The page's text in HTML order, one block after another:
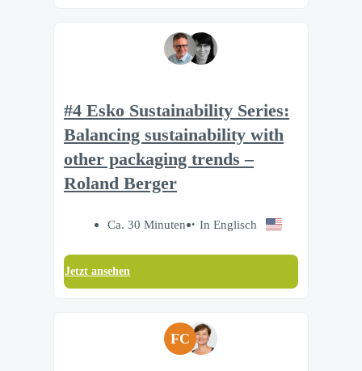
#4 Esko Sustainability Series:
Balancing sustainability with
other packaging trends –
Roland Berger
Ca. 30 Minuten In Englisch
Jetzt ansehen
FC